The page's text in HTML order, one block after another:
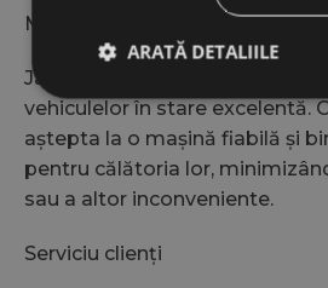
Modele de mașini pentru
Jacob Auto Rent se
vehiculelor în stare excelentă.
aștepta la o mașină fiabilă și
pentru călătoria lor,
sau a altor inconveniente.
Serviciu clienți
ARATĂ DETALIILE
Strict necesare De
De
site-ului web, cum ar fi
gestionarea contului. Site-ul web